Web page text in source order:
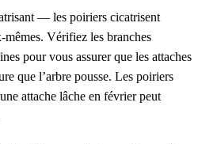
— les poiriers cicatrisent
mêmes. Vérifiez les branches
pour vous assurer que les attaches
que l’arbre pousse. Les poiriers
attache lâche en février peut